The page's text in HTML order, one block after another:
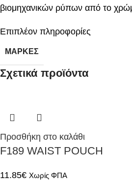
βιομηχανικών ρύπων από το
Επιπλέον πληροφορίες
ΜΆΡΚΕΣ
Σχετικά προϊόντα
Προσθήκη στο καλάθι
F189 WAIST POUCH
11.85€ Χωρίς ΦΠΑ